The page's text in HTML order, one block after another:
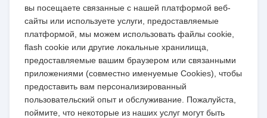
вы посещаете связанные с нашей платформой веб-
сайты или используете услуги, предоставляемые
платформой, мы можем использовать файлы cookie,
flash cookie или другие локальные хранилища,
предоставляемые вашим браузером или связанными
приложениями (совместно именуемые Cookies), чтобы
предоставить вам персонализированный
пользовательский опыт и обслуживание. Пожалуйста,
поймите, что некоторые из наших услуг могут быть